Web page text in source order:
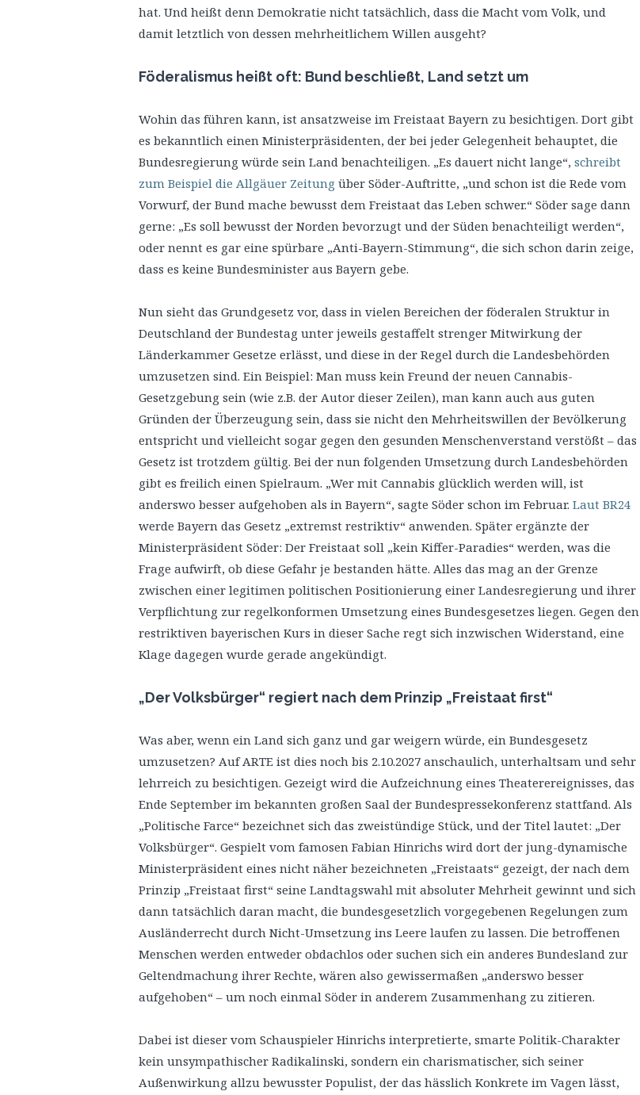
hat. Und heißt denn Demokratie nicht tatsächlich, dass die Macht vom Volk, und
damit letztlich von dessen mehrheitlichem Willen ausgeht?
Föderalismus heißt oft: Bund beschließt, Land setzt um
Wohin das führen kann, ist ansatzweise im Freistaat Bayern zu besichtigen. Dort gibt
es bekanntlich einen Ministerpräsidenten, der bei jeder Gelegenheit behauptet, die
Bundesregierung würde sein Land benachteiligen. „Es dauert nicht lange“, schreibt
zum Beispiel die Allgäuer Zeitung über Söder-Auftritte, „und schon ist die Rede vom
Vorwurf, der Bund mache bewusst dem Freistaat das Leben schwer.“ Söder sage dann
gerne: „Es soll bewusst der Norden bevorzugt und der Süden benachteiligt werden“,
oder nennt es gar eine spürbare „Anti-Bayern-Stimmung“, die sich schon darin zeige,
dass es keine Bundesminister aus Bayern gebe.
Nun sieht das Grundgesetz vor, dass in vielen Bereichen der föderalen Struktur in
Deutschland der Bundestag unter jeweils gestaffelt strenger Mitwirkung der
Länderkammer Gesetze erlässt, und diese in der Regel durch die Landesbehörden
umzusetzen sind. Ein Beispiel: Man muss kein Freund der neuen Cannabis-
Gesetzgebung sein (wie z.B. der Autor dieser Zeilen), man kann auch aus guten
Gründen der Überzeugung sein, dass sie nicht den Mehrheitswillen der Bevölkerung
entspricht und vielleicht sogar gegen den gesunden Menschenverstand verstößt – das
Gesetz ist trotzdem gültig. Bei der nun folgenden Umsetzung durch Landesbehörden
gibt es freilich einen Spielraum. „Wer mit Cannabis glücklich werden will, ist
anderswo besser aufgehoben als in Bayern“, sagte Söder schon im Februar. Laut BR24
werde Bayern das Gesetz „extremst restriktiv“ anwenden. Später ergänzte der
Ministerpräsident Söder: Der Freistaat soll „kein Kiffer-Paradies“ werden, was die
Frage aufwirft, ob diese Gefahr je bestanden hätte. Alles das mag an der Grenze
zwischen einer legitimen politischen Positionierung einer Landesregierung und ihrer
Verpflichtung zur regelkonformen Umsetzung eines Bundesgesetzes liegen. Gegen den
restriktiven bayerischen Kurs in dieser Sache regt sich inzwischen Widerstand, eine
Klage dagegen wurde gerade angekündigt.
„Der Volksbürger“ regiert nach dem Prinzip „Freistaat first“
Was aber, wenn ein Land sich ganz und gar weigern würde, ein Bundesgesetz
umzusetzen? Auf ARTE ist dies noch bis 2.10.2027 anschaulich, unterhaltsam und sehr
lehrreich zu besichtigen. Gezeigt wird die Aufzeichnung eines Theaterereignisses, das
Ende September im bekannten großen Saal der Bundespressekonferenz stattfand. Als
„Politische Farce“ bezeichnet sich das zweistündige Stück, und der Titel lautet: „Der
Volksbürger“. Gespielt vom famosen Fabian Hinrichs wird dort der jung-dynamische
Ministerpräsident eines nicht näher bezeichneten „Freistaats“ gezeigt, der nach dem
Prinzip „Freistaat first“ seine Landtagswahl mit absoluter Mehrheit gewinnt und sich
dann tatsächlich daran macht, die bundesgesetzlich vorgegebenen Regelungen zum
Ausländerrecht durch Nicht-Umsetzung ins Leere laufen zu lassen. Die betroffenen
Menschen werden entweder obdachlos oder suchen sich ein anderes Bundesland zur
Geltendmachung ihrer Rechte, wären also gewissermaßen „anderswo besser
aufgehoben“ – um noch einmal Söder in anderem Zusammenhang zu zitieren.
Dabei ist dieser vom Schauspieler Hinrichs interpretierte, smarte Politik-Charakter
kein unsympathischer Radikalinski, sondern ein charismatischer, sich seiner
Außenwirkung allzu bewusster Populist, der das hässlich Konkrete im Vagen lässt,